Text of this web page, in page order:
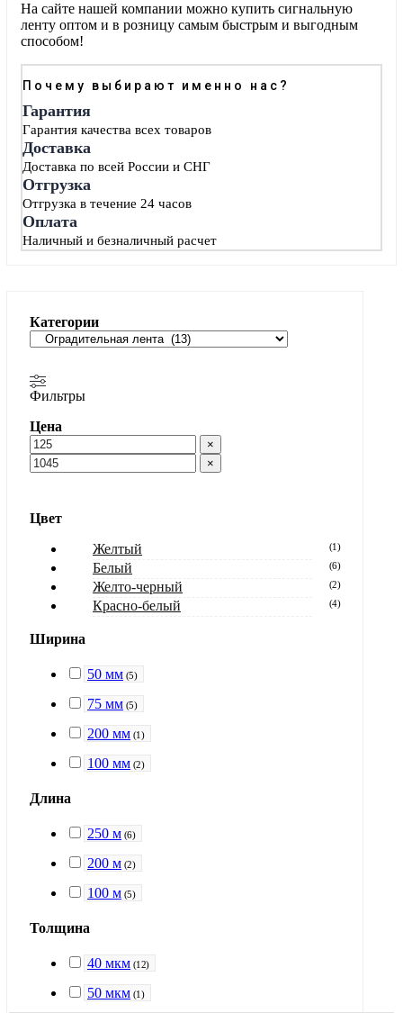
На сайте нашей компании можно купить сигнальную
ленту оптом и в розницу самым быстрым и выгодным
способом!
Почему выбирают именно нас?
Гарантия
Гарантия качества всех товаров
Доставка
Доставка по всей России и СНГ
Отгрузка
Отгрузка в течение 24 часов
Оплата
Наличный и безналичный расчет
Категории
Фильтры
Цена
×
×
Цвет
Желтый
(1)
Белый (6)
Желто-черный (2)
Красно-белый (4)
Ширина
50 мм (5)
75 мм (5)
200 мм (1)
100 мм (2)
Длина
250 м (6)
200 м (2)
100 м (5)
Толщина
40 мкм (12)
50 мкм (1)